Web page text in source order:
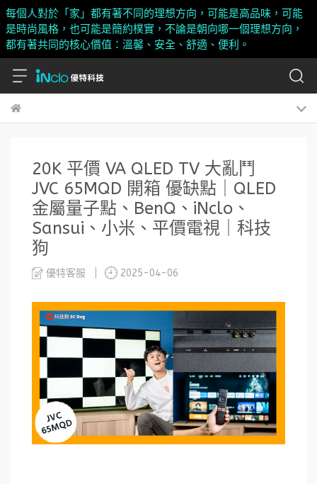
每個人對於「家」都有著不同的理想方向，可能是高品味，可能
是時尚風格，也可能是簡約樸實，不論是朝向哪一個理想方向，
都有著共同的核心價值：溫馨、安全、舒適、便利。
20K 平價 VA QLED TV 大亂鬥
JVC 65MQD 開箱 優缺點｜QLED
金屬量子點、BenQ、iNclo、
Sansui、小米、平價電視｜科技
狗
優特客服 2025-04-06